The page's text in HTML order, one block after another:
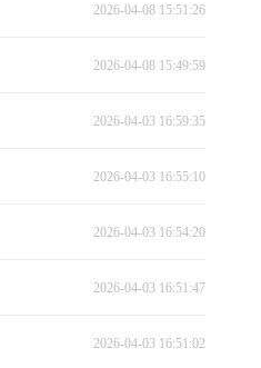
2026-04-08 15:51:26
2026-04-08 15:49:59
2026-04-03 16:59:35
2026-04-03 16:55:10
2026-04-03 16:54:20
2026-04-03 16:51:47
2026-04-03 16:51:02